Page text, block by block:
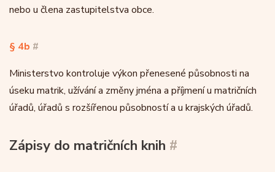
nebo u člena zastupitelstva obce.
§ 4b #
Ministerstvo kontroluje výkon přenesené působnosti na
úseku matrik, užívání a změny jména a příjmení u matričních
úřadů, úřadů s rozšířenou působností a u krajských úřadů.
Zápisy do matričních knih #